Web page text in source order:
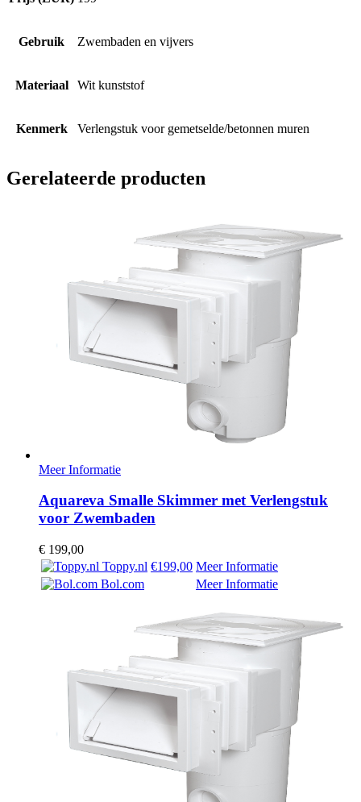
Gebruik Zwembaden en vijvers
Materiaal Wit kunststof
Kenmerk Verlengstuk voor gemetselde/betonnen muren
Gerelateerde producten
Meer Informatie
Aquareva Smalle Skimmer met Verlengstuk
voor Zwembaden
€ 199,00
Toppy.nl €199,00 Meer Informatie
Bol.com
Meer Informatie